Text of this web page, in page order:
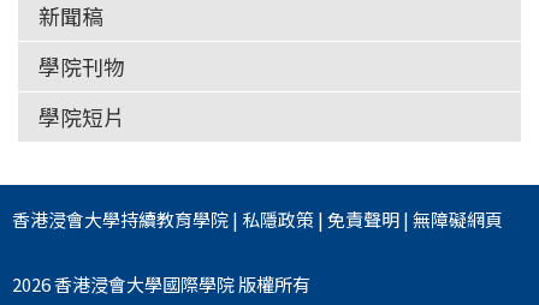
新聞稿
學院刊物
學院短片
香港浸會大學持續教育學院| 私隱政策|免責聲明|無障礙網頁
2026 香港浸會大學國際學院 版權所有